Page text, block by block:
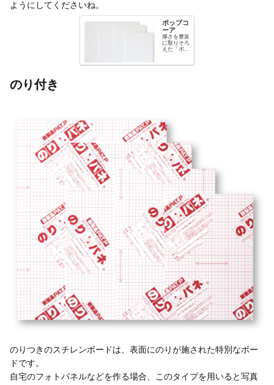
ようにしてくださいね。
ポップコ
ーア
厚さを豊富
に取りそろ
えた「ポッ
のり付き
のりつきのスチレンボードは、表面にのりが施された特別なボー
ドです。
自宅のフォトパネルなどを作る場合、このタイプを用いると写真